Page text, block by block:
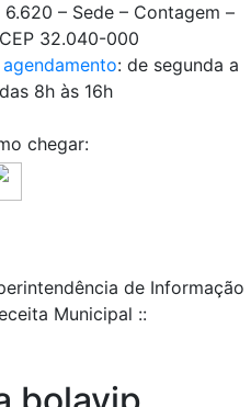
– Sede – Contagem –
32.040-000
agendamento: de segunda a
8h às 16h
chegar:
de Informação
Municipal ::